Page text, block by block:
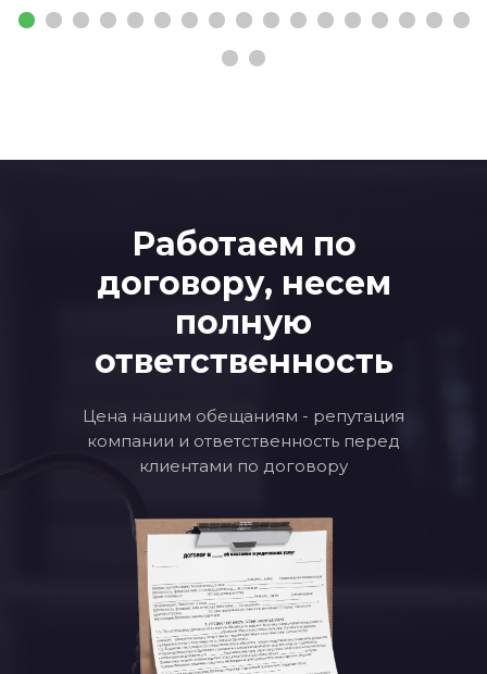
Работаем по
договору, несем
полную
ответственность
Цена нашим обещаниям - репутация
компании и ответственность перед
клиентами по договору